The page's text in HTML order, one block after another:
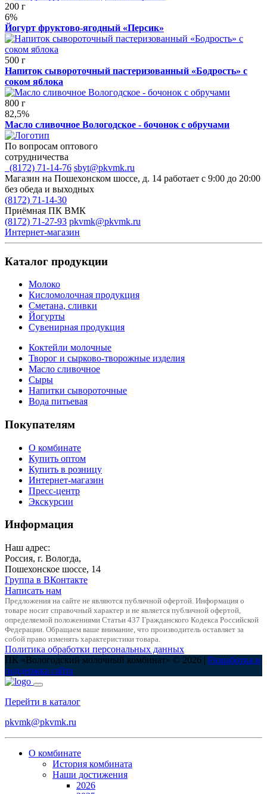
200 г
6%
Йогурт фруктово-ягодный «Персик»
500 г
Напиток сывороточный пастеризованный «Бодрость» с
соком яблока
800 г
82,5%
Масло сливочное Вологодское - бочонок с обручами
По вопросам оптового
сотрудничества
(8172) 71-14-76 sbyt@pkvmk.ru
Магазин на Пошехонском шоссе, д. 14 работает с 9:00 до 20:00
без обеда и выходных
(8172) 71-14-30
Приёмная ПК ВМК
(8172) 71-27-93 pkvmk@pkvmk.ru
Интернет-магазин
Каталог продукции
Молоко
Кисломолочная продукция
Сметана, сливки
Йогурты
Сувенирная продукция
Коктейли молочные
Творог и сырково-творожные изделия
Масло сливочное
Сыры
Напитки сывороточные
Вода питьевая
Покупателям
О комбинате
Купить оптом
Купить в розницу
Интернет-магазин
Пресс-центр
Экскурсии
Информация
Наш адрес:
Россия, г. Вологда,
Пошехонское шоссе, 14
Группа в ВКонтакте
Написать нам
Предложения на сайте не являются публичной офертой. Информация о
товаре носит справочный характер и не является публичной офертой,
определяемой положениями Статьи 437 Гражданского Кодекса Российской
Федерации. Обращаем ваше внимание, что производитель оставляет за
собой право изменять характеристики товара.
Политика обработки персональных данных
ПК «Вологодский молочный комбинат» © 2026 | Разработка и
поддержка сайта
Перейти в каталог
pkvmk@pkvmk.ru
О комбинате
История комбината
Наши достижения
2026